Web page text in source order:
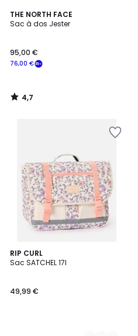
THE NORTH FACE
Sac à dos Jester
76,00 €
95,00 €
4,7
/ 5
4,7
/
RIP CURL
Sac SATCHEL 17l
49,99 €
2
Couleurs